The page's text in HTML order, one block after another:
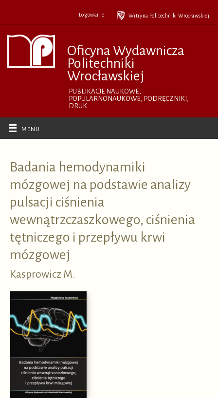
Logowanie Witryna Politechniki Wrocławskiej
Oficyna Wydawnicza
Politechniki
Wrocławskiej
PUBLIKACJE NAUKOWE,
POPULARNONAUKOWE, PODRĘCZNIKI,
DRUK
Badania hemodynamiki
mózgowej na podstawie analizy
pulsacji ciśnienia
wewnątrzczaszkowego, ciśnienia
tętniczego i przepływu krwi
mózgowej
Kasprowicz M.